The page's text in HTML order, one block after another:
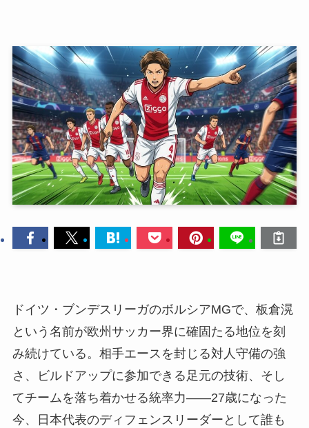
ドイツ・ブンデスリーガのボルシアMGで、板倉滉
という名前が欧州サッカー界に確固たる地位を刻
み続けている。相手エースを封じる対人守備の強
さ、ビルドアップに参加できる足元の技術、そし
てチームを落ち着かせる統率力——27歳になった
今、日本代表のディフェンスリーダーとして誰も